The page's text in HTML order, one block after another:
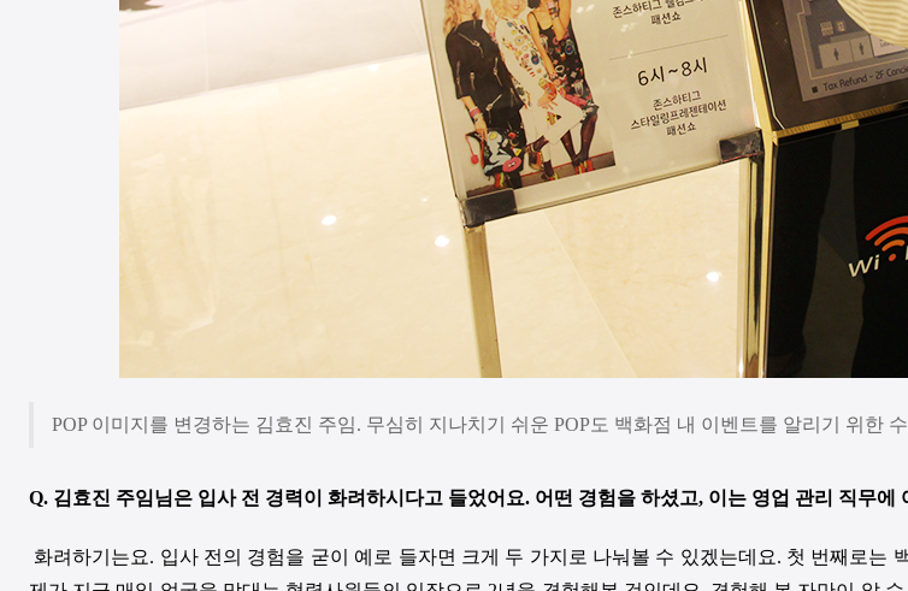
POP 이미지를 변경하는 김효진 주임. 무심히 지나치기 쉬운 POP도 백화점 내 이벤트를 알리기 위한
Q. 김효진 주임님은 입사 전 경력이 화려하시다고 들었어요. 어떤 경험을 하셨고, 이는 영업 관리 직무에
화려하기는요. 입사 전의 경험을 굳이 예로 들자면 크게 두 가지로 나눠볼 수 있겠는데요. 첫 번째로는